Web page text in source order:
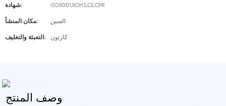
شهادة:
ISO9001,ROHS,CE,CPR
مكان المنشأ:
الصين
التعبئة والتغليف: كارتون
وصف المنتج